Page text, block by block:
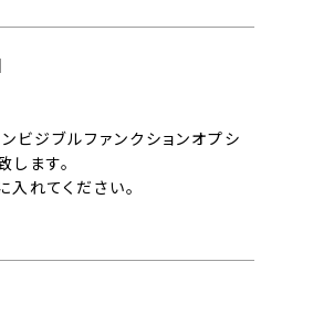
ビジブルファンクションオプシ
ます。
れてください。